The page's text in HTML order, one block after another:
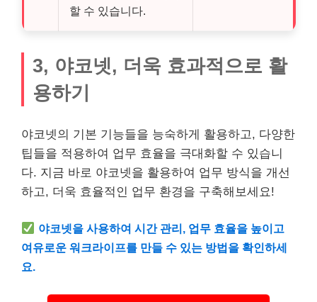
할 수 있습니다.
3, 야코넷, 더욱 효과적으로 활
용하기
야코넷의 기본 기능들을 능숙하게 활용하고, 다양한
팁들을 적용하여 업무 효율을 극대화할 수 있습니
다. 지금 바로 야코넷을 활용하여 업무 방식을 개선
하고, 더욱 효율적인 업무 환경을 구축해보세요!
야코넷을 사용하여 시간 관리, 업무 효율을 높이고
여유로운 워크라이프를 만들 수 있는 방법을 확인하세
요.